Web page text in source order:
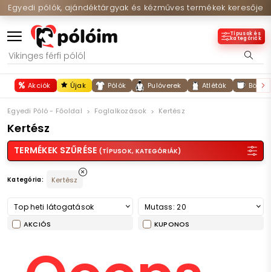
Egyedi pólók, ajándéktárgyak és kézműves termékek keresője
Típusok és
kategóriák
Akciók Újak Pólók Pulóverek Atléták
Egyedi Póló - Főoldal Foglalkozások Kertész
Kertész
TERMÉKEK SZŰRÉSE (TÍPUSOK, KATEGÓRIÁK)
Kategória: Kertész
Top heti látogatások Mutass: 20
AKCIÓS KUPONOS